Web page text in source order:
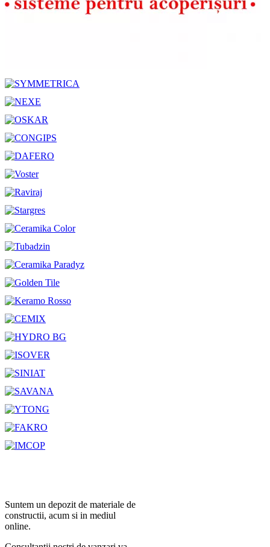
Suntem un depozit de materiale de
constructii, acum si in mediul
online.